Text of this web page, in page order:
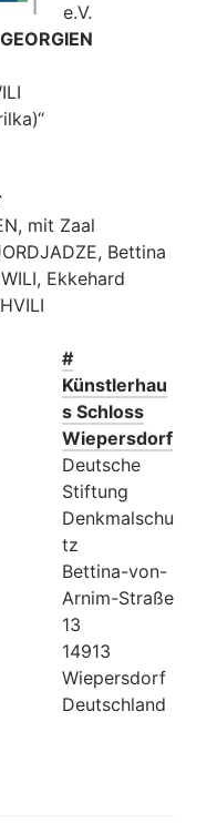
e.V.
“
mit Zaal
Bettina
Ekkehard
#
Künstlerhau
s Schloss
Wiepersdorf
Deutsche
Stiftung
Denkmalschu
tz
Bettina-von-
Arnim-Straße
13
14913
Wiepersdorf
Deutschland